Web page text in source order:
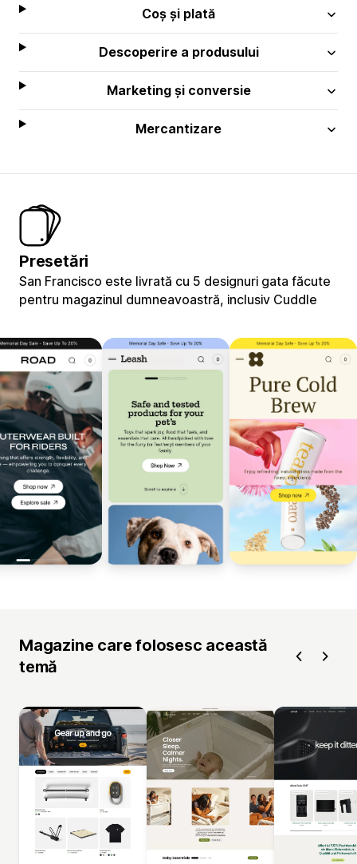
Coș și plată
Descoperire a produsului
Marketing și conversie
Mercantizare
Presetări
San Francisco este livrată cu 5 designuri gata făcute
pentru magazinul dumneavoastră, inclusiv Cuddle
Magazine care folosesc această
temă